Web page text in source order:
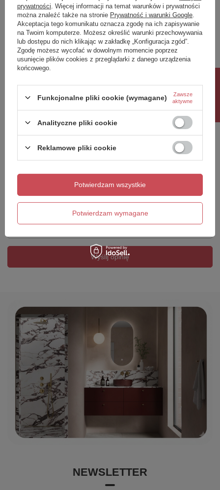
Napisz swoją opinię
Twoja ocena:
5/5
Dodaj własne zdjęcie produktu:
Twoje imię
Wyślij opinię
NEWSLETTER
prywatności . Więcej informacji na temat warunków i prywatności
można znaleźć także na stronie Prywatność i warunki Google
Akceptacja tego komunikatu oznacza zgodę na ich zapisywanie
na Twoim komputerze. Możesz określić warunki przechowywania
lub dostępu do nich klikając w zakładkę „Konfiguracja zgód”.
Zgodę możesz wycofać w dowolnym momencie poprzez
usunięcie plików cookies z przeglądarki z danego urządzenia
końcowego.
Funkcjonalne pliki cookie (wymagane)
Zawsze
aktywne
Analityczne pliki cookie
Reklamowe pliki cookie
Potwierdzam wymagane
Potwierdzam wszystkie